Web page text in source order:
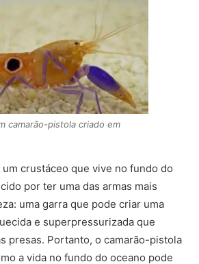
camarão-pistola criado em
crustáceo que vive no fundo do
por ter uma das armas mais
uma garra que pode criar uma
e superpressurizada que
presas. Portanto, o camarão-pistola
a vida no fundo do oceano pode